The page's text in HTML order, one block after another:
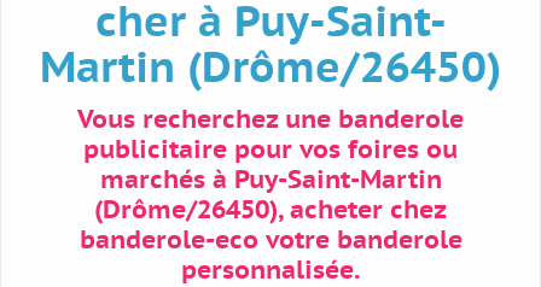
cher à Puy-Saint-
Martin (Drôme/26450)
Vous recherchez une banderole
publicitaire pour vos foires ou
marchés à Puy-Saint-Martin
(Drôme/26450), acheter chez
banderole-eco votre banderole
personnalisée.